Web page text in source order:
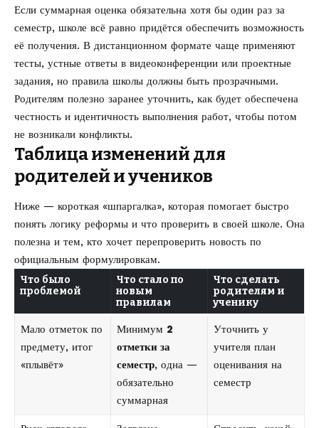
Если суммарная оценка обязательна хотя бы один раз за
семестр, школе всё равно придётся обеспечить возможность
её получения. В дистанционном формате чаще применяют
тесты, устные ответы в видеоконференции или проектные
задания, но правила школы должны быть прозрачными.
Родителям полезно заранее уточнить, как будет обеспечена
честность и идентичность выполнения работ, чтобы потом
не возникали конфликты.
Таблица изменений для
родителей и учеников
Ниже — короткая «шпаргалка», которая помогает быстро
понять логику реформы и что проверить в своей школе. Она
полезна и тем, кто хочет перепроверить новость по
официальным формулировкам.
Что было
проблемой
Что стало по
новым
правилам
Что сделать
родителям и
ученику
Мало отметок по
предмету, итог
«плывёт»
Минимум 2
отметки за
семестр, одна —
обязательно
суммарная
Уточнить у
учителя план
оценивания на
семестр